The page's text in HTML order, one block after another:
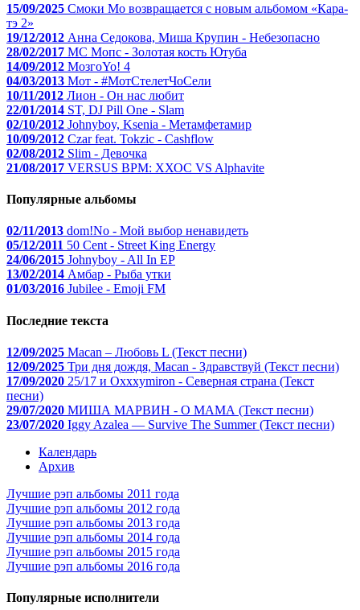
15/09/2025 Смоки Мо возвращается с новым альбомом «Кара-
тэ 2»
19/12/2012 Анна Седокова, Миша Крупин - Небезопасно
28/02/2017 МС Мопс - Золотая кость Ютуба
14/09/2012 МозгоYo! 4
04/03/2013 Мот - #МотСтелетЧоСели
10/11/2012 Лион - Он нас любит
22/01/2014 ST, DJ Pill One - Slam
02/10/2012 Johnyboy, Ksenia - Метамфетамир
10/09/2012 Czar feat. Tokzic - Cashflow
02/08/2012 Slim - Девочка
21/08/2017 VERSUS BPM: ХХОС VS Alphavite
Популярные альбомы
02/11/2013 dom!No - Мой выбор ненавидеть
05/12/2011 50 Cent - Street King Energy
24/06/2015 Johnyboy - All In EP
13/02/2014 Амбар - Рыба утки
01/03/2016 Jubilee - Emoji FM
Последние текста
12/09/2025 Macan – Любовь L (Текст песни)
12/09/2025 Три дня дождя, Macan - Здравствуй (Текст песни)
17/09/2020 25/17 и Oxxxymiron - Северная страна (Текст
песни)
29/07/2020 МИША МАРВИН - О МАМА (Текст песни)
23/07/2020 Iggy Azalea — Survive The Summer (Текст песни)
Календарь
Архив
Лучшие рэп альбомы 2011 года
Лучшие рэп альбомы 2012 года
Лучшие рэп альбомы 2013 года
Лучшие рэп альбомы 2014 года
Лучшие рэп альбомы 2015 года
Лучшие рэп альбомы 2016 года
Популярные исполнители